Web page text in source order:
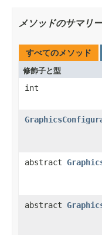
メソッドのサマリー
すべてのメソッド
修飾子と型
int
abstract
abstract